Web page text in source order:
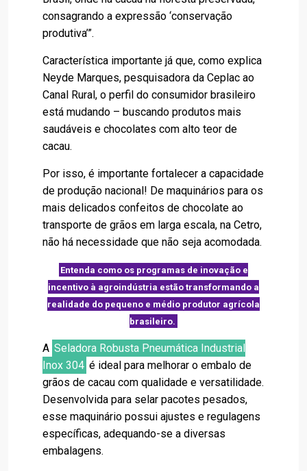
consagrando a expressão ‘conservação
produtiva’”.
Característica importante já que, como explica
Neyde Marques, pesquisadora da Ceplac ao
Canal Rural, o perfil do consumidor brasileiro
está mudando – buscando produtos mais
saudáveis e chocolates com alto teor de
cacau.
Por isso, é importante fortalecer a capacidade
de produção nacional! De maquinários para os
mais delicados confeitos de chocolate ao
transporte de grãos em larga escala, na Cetro,
não há necessidade que não seja acomodada.
Entenda como os programas de inovação e
incentivo à agroindústria estão transformando a
realidade do pequeno e médio produtor agrícola
brasileiro.
A Seladora Robusta Pneumática Industrial
Inox 304 é ideal para melhorar o embalo de
grãos de cacau com qualidade e versatilidade.
Desenvolvida para selar pacotes pesados,
esse maquinário possui ajustes e regulagens
específicas, adequando-se a diversas
embalagens.